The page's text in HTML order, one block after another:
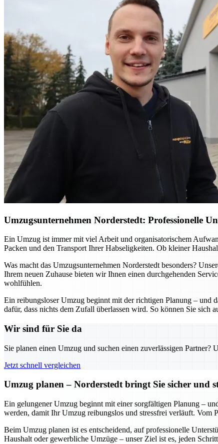
Umzugsunternehmen Norderstedt: Professionelle
Ein Umzug ist immer mit viel Arbeit und organisatorischem
Packen und den Transport Ihrer Habseligkeiten. Ob kleiner
Was macht das Umzugsunternehmen Norderstedt besonders?
Ihrem neuen Zuhause bieten wir Ihnen einen durchgehenden
wohlfühlen.
Ein reibungsloser Umzug beginnt mit der richtigen Planung – und
dafür, dass nichts dem Zufall überlassen wird. So können Sie sich
Wir sind für Sie da
Sie planen einen Umzug und suchen einen zuverlässigen
Jetzt schnell vergleichen
Umzug planen – Norderstedt bringt Sie sicher und
Ein gelungener Umzug beginnt mit einer sorgfältigen Planung –
werden, damit Ihr Umzug reibungslos und stressfrei verläuft. Vom
Beim Umzug planen ist es entscheidend, auf professionelle
Haushalt oder gewerbliche Umzüge – unser Ziel ist es, jeden